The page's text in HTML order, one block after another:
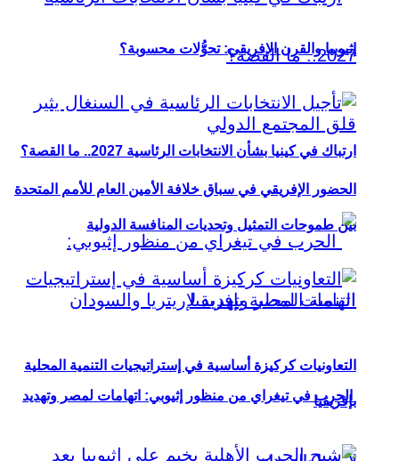
ارتباك في كينيا بشأن الانتخابات الرئاسية 2027.. ما القصة؟
الحرب في تيغراي من منظور إثيوبي: اتهامات لمصر وتهديد
إثيوبيا والقرن الإفريقي: تحوُّلات محسوبة؟
الحضور الإفريقي في سباق خلافة الأمين العام للأمم المتحدة
بين طموحات التمثيل وتحديات المنافسة الدولية
التعاونيات كركيزة أساسية في إستراتيجيات التنمية المحلية
بإفريقيا